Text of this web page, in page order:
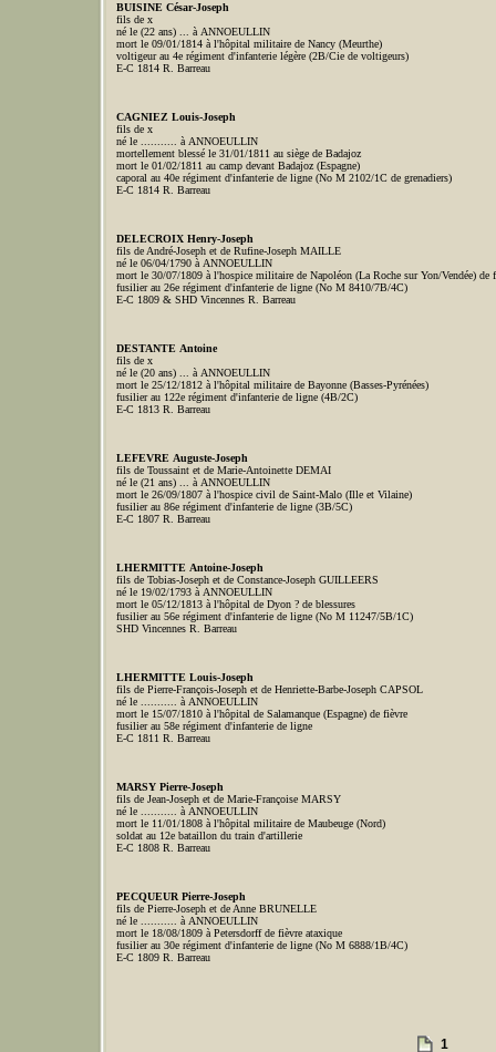
BUISINE César-Joseph
fils de x
né le (22 ans) ... à ANNOEULLIN
mort le 09/01/1814 à l'hôpital militaire de Nancy (Meurthe)
voltigeur au 4e régiment d'infanterie légère (2B/Cie de voltigeurs)
E-C 1814 R. Barreau
CAGNIEZ Louis-Joseph
fils de x
né le ........... à ANNOEULLIN
mortellement blessé le 31/01/1811 au siège de Badajoz
mort le 01/02/1811 au camp devant Badajoz (Espagne)
caporal au 40e régiment d'infanterie de ligne (No M 2102/1C de grenadiers)
E-C 1814 R. Barreau
DELECROIX Henry-Joseph
fils de André-Joseph et de Rufine-Joseph MAILLE
né le 06/04/1790 à ANNOEULLIN
mort le 30/07/1809 à l'hospice militaire de Napoléon (La Roche sur Yon/Vendée) de
fusilier au 26e régiment d'infanterie de ligne (No M 8410/7B/4C)
E-C 1809 & SHD Vincennes R. Barreau
DESTANTE Antoine
fils de x
né le (20 ans) ... à ANNOEULLIN
mort le 25/12/1812 à l'hôpital militaire de Bayonne (Basses-Pyrénées)
fusilier au 122e régiment d'infanterie de ligne (4B/2C)
E-C 1813 R. Barreau
LEFEVRE Auguste-Joseph
fils de Toussaint et de Marie-Antoinette DEMAI
né le (21 ans) ... à ANNOEULLIN
mort le 26/09/1807 à l'hospice civil de Saint-Malo (Ille et Vilaine)
fusilier au 86e régiment d'infanterie de ligne (3B/5C)
E-C 1807 R. Barreau
LHERMITTE Antoine-Joseph
fils de Tobias-Joseph et de Constance-Joseph GUILLEERS
né le 19/02/1793 à ANNOEULLIN
mort le 05/12/1813 à l'hôpital de Dyon ? de blessures
fusilier au 56e régiment d'infanterie de ligne (No M 11247/5B/1C)
SHD Vincennes R. Barreau
LHERMITTE Louis-Joseph
fils de Pierre-François-Joseph et de Henriette-Barbe-Joseph CAPSOL
né le ........... à ANNOEULLIN
mort le 15/07/1810 à l'hôpital de Salamanque (Espagne) de fièvre
fusilier au 58e régiment d'infanterie de ligne
E-C 1811 R. Barreau
MARSY Pierre-Joseph
fils de Jean-Joseph et de Marie-Françoise MARSY
né le ........... à ANNOEULLIN
mort le 11/01/1808 à l'hôpital militaire de Maubeuge (Nord)
soldat au 12e bataillon du train d'artillerie
E-C 1808 R. Barreau
PECQUEUR Pierre-Joseph
fils de Pierre-Joseph et de Anne BRUNELLE
né le ........... à ANNOEULLIN
mort le 18/08/1809 à Petersdorff de fièvre ataxique
fusilier au 30e régiment d'infanterie de ligne (No M 6888/1B/4C)
E-C 1809 R. Barreau
1